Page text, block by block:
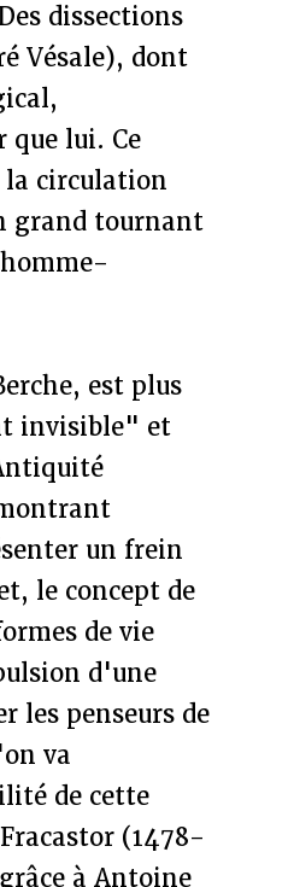
dissections
Vésale), dont
que lui. Ce
la circulation
grand tournant
est plus
invisible" et
un frein
le concept de
de vie
d'une
les penseurs de
va
de cette
(1478-
à Antoine